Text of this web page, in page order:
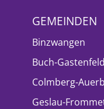
GEMEINDEN
Binzwangen
Buch-
Colmberg-
Geslau-